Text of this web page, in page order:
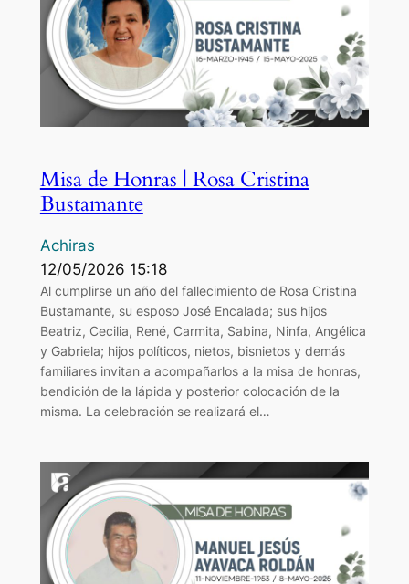
Misa de Honras | Rosa Cristina
Bustamante
Achiras
12/05/2026 15:18
Al cumplirse un año del fallecimiento de Rosa Cristina
Bustamante, su esposo José Encalada; sus hijos
Beatriz, Cecilia, René, Carmita, Sabina, Ninfa, Angélica
y Gabriela; hijos políticos, nietos, bisnietos y demás
familiares invitan a acompañarlos a la misa de honras,
bendición de la lápida y posterior colocación de la
misma. La celebración se realizará el…